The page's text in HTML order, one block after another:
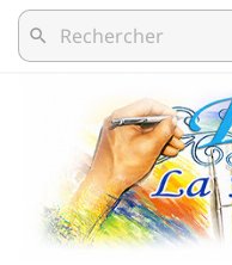
search